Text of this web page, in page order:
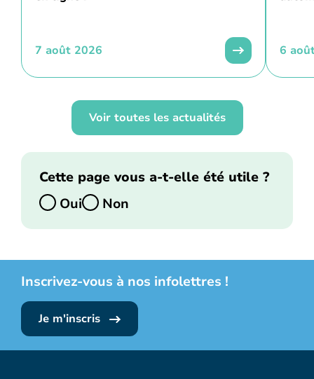
7 août 2026 6
Voir toutes les actualités
Cette page vous a-t-elle été utile ?
Oui
Non
Inscrivez-vous à nos infolettres !
Je m'inscris